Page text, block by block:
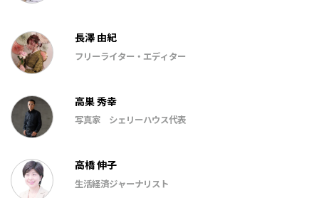
長澤 由紀
フリーライター・エディター
高巣 秀幸
写真家 シェリーハウス代表
高橋 伸子
生活経済ジャーナリスト